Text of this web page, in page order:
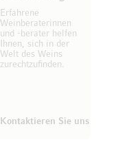
Erfahrene
Weinberaterinnen
und -berater helfen
Ihnen, sich in der
Welt des Weins
zurechtzufinden.
Kontaktieren Sie uns